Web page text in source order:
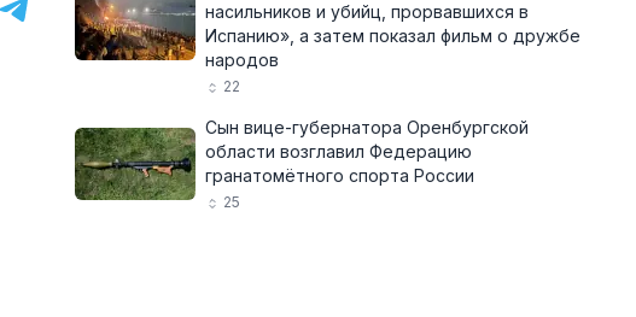
насильников и убийц, прорвавшихся в
Испанию», а затем показал фильм о дружбе
народов
22
Сын вице-губернатора Оренбургской
области возглавил Федерацию
гранатомётного спорта России
25